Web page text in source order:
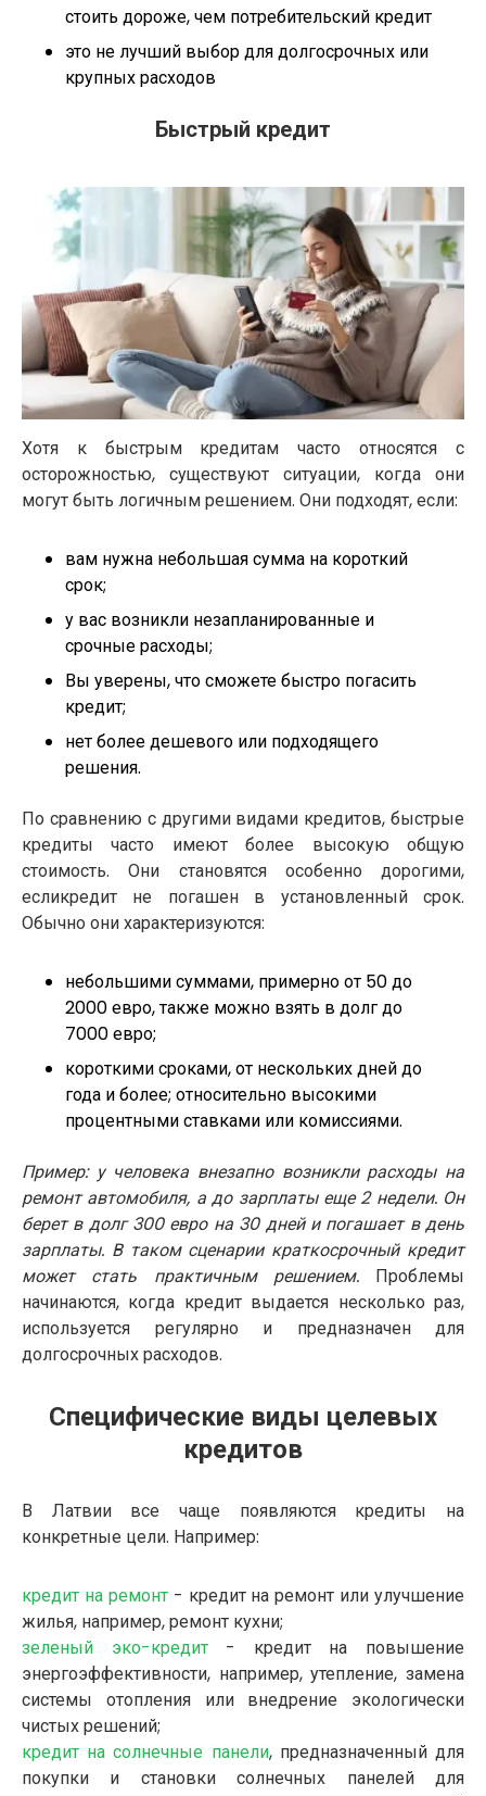
стоить дороже, чем потребительский кредит
это не лучший выбор для долгосрочных или
крупных расходов
Быстрый кредит
Хотя к быстрым кредитам часто относятся с
осторожностью, существуют ситуации, когда они
могут быть логичным решением. Они подходят, если:
вам нужна небольшая сумма на короткий
срок;
у вас возникли незапланированные и
срочные расходы;
Вы уверены, что сможете быстро погасить
кредит;
нет более дешевого или подходящего
решения.
По сравнению с другими видами кредитов, быстрые
кредиты часто имеют более высокую общую
стоимость. Они становятся особенно дорогими,
есликредит не погашен в установленный срок.
Обычно они характеризуются:
небольшими суммами, примерно от 50 до
2000 евро, также можно взять в долг до
7000 евро;
короткими сроками, от нескольких дней до
года и более; относительно высокими
процентными ставками или комиссиями.
Пример: у человека внезапно возникли расходы на
ремонт автомобиля, а до зарплаты еще 2 недели. Он
берет в долг 300 евро на 30 дней и погашает в день
зарплаты. В таком сценарии краткосрочный кредит
может стать практичным решением.Проблемы
начинаются, когда кредит выдается несколько раз,
используется регулярно и предназначен для
долгосрочных расходов.
Специфические виды целевых
кредитов
В Латвии все чаще появляются кредиты на
конкретные цели. Например:
кредит на ремонт- кредит на ремонт или улучшение
жилья, например, ремонт кухни;
зеленый эко-кредит- кредит на повышение
энергоэффективности, например, утепление, замена
системы отопления или внедрение экологически
чистых решений;
кредит на солнечные панели, предназначенный для
покупки и становки солнечных панелей для